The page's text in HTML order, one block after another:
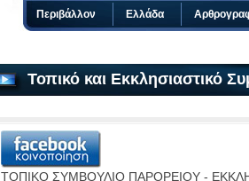
Τοπικό και Εκκλησιαστικό
ΤΟΠΙΚΟ ΣΥΜΒΟΥΛΙΟ ΠΑΡΟΡΕΙΟΥ -
Περιβάλλον Ελλάδα